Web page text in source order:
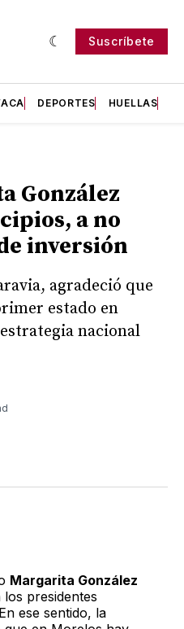
Suscríbete
DEPORTES HUELLAS
González
a no
inversión
agradeció que
estado en
nacional
Margarita González
presidentes
ese sentido, la